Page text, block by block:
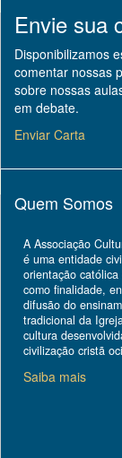
Envie sua
Disponibilizamos
comentar nossas
sobre nossas
em debate.
Enviar Carta
Quem Somos
A Associação
é uma entidade
orientação
como finalidade,
difusão do
tradicional da
cultura
civilização cristã
Saiba mais